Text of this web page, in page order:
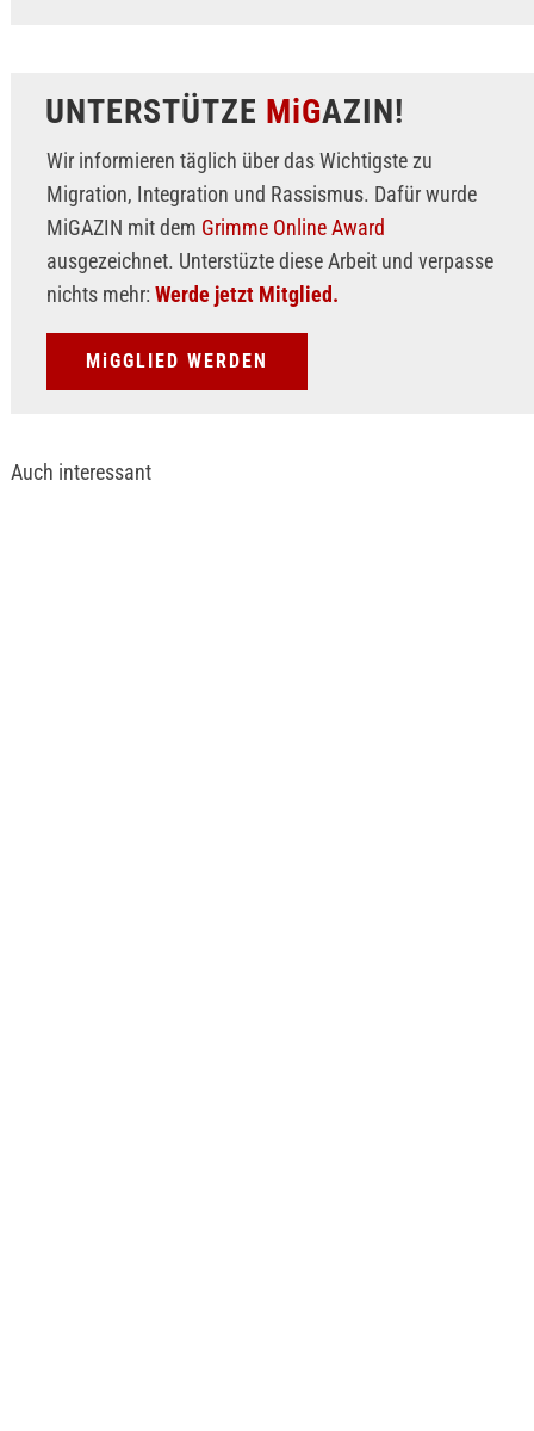
UNTERSTÜTZE MiGAZIN!
Wir informieren täglich über das Wichtigste zu
Migration, Integration und Rassismus. Dafür wurde
MiGAZIN mit dem Grimme Online Award
ausgezeichnet. Unterstüzte diese Arbeit und verpasse
nichts mehr: Werde jetzt Mitglied.
MiGGLIED WERDEN
Auch interessant